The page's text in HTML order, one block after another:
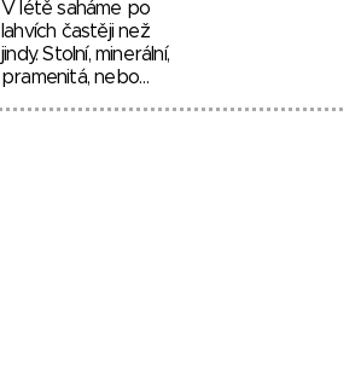
V létě saháme po
lahvích častěji než
jindy. Stolní, minerální,
pramenitá, nebo…